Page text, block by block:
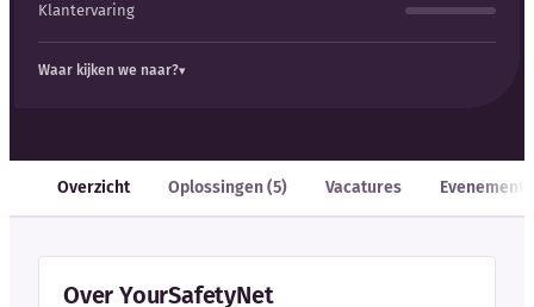
Klantervaring
Waar kijken we naar?
Overzicht Oplossingen (5) Vacatures
Over YourSafetyNet